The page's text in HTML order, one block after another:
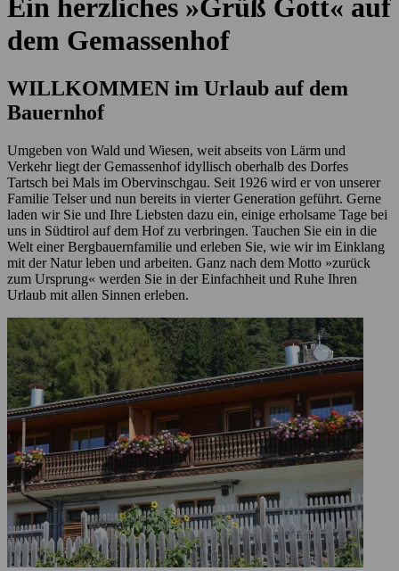
Ein herzliches »Grüß Gott« auf
dem Gemassenhof
WILLKOMMEN im Urlaub auf dem
Bauernhof
Umgeben von Wald und Wiesen, weit abseits von Lärm und
Verkehr liegt der Gemassenhof idyllisch oberhalb des Dorfes
Tartsch bei Mals im Obervinschgau. Seit 1926 wird er von unserer
Familie Telser und nun bereits in vierter Generation geführt. Gerne
laden wir Sie und Ihre Liebsten dazu ein, einige erholsame Tage bei
uns in Südtirol auf dem Hof zu verbringen. Tauchen Sie ein in die
Welt einer Bergbauernfamilie und erleben Sie, wie wir im Einklang
mit der Natur leben und arbeiten. Ganz nach dem Motto »zurück
zum Ursprung« werden Sie in der Einfachheit und Ruhe Ihren
Urlaub mit allen Sinnen erleben.